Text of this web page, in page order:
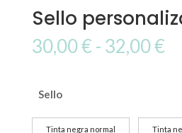
Sello
30,00€- 32,00€
Sello
Tinta negra normal Tinta